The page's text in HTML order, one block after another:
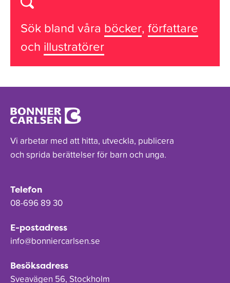
Sök bland våra böcker, författare
och illustratörer
Vi arbetar med att hitta, utveckla, publicera
och sprida berättelser för barn och unga.
Telefon
08-696 89 30
E-postadress
info@bonniercarlsen.se
Besöksadress
Sveavägen 56, Stockholm